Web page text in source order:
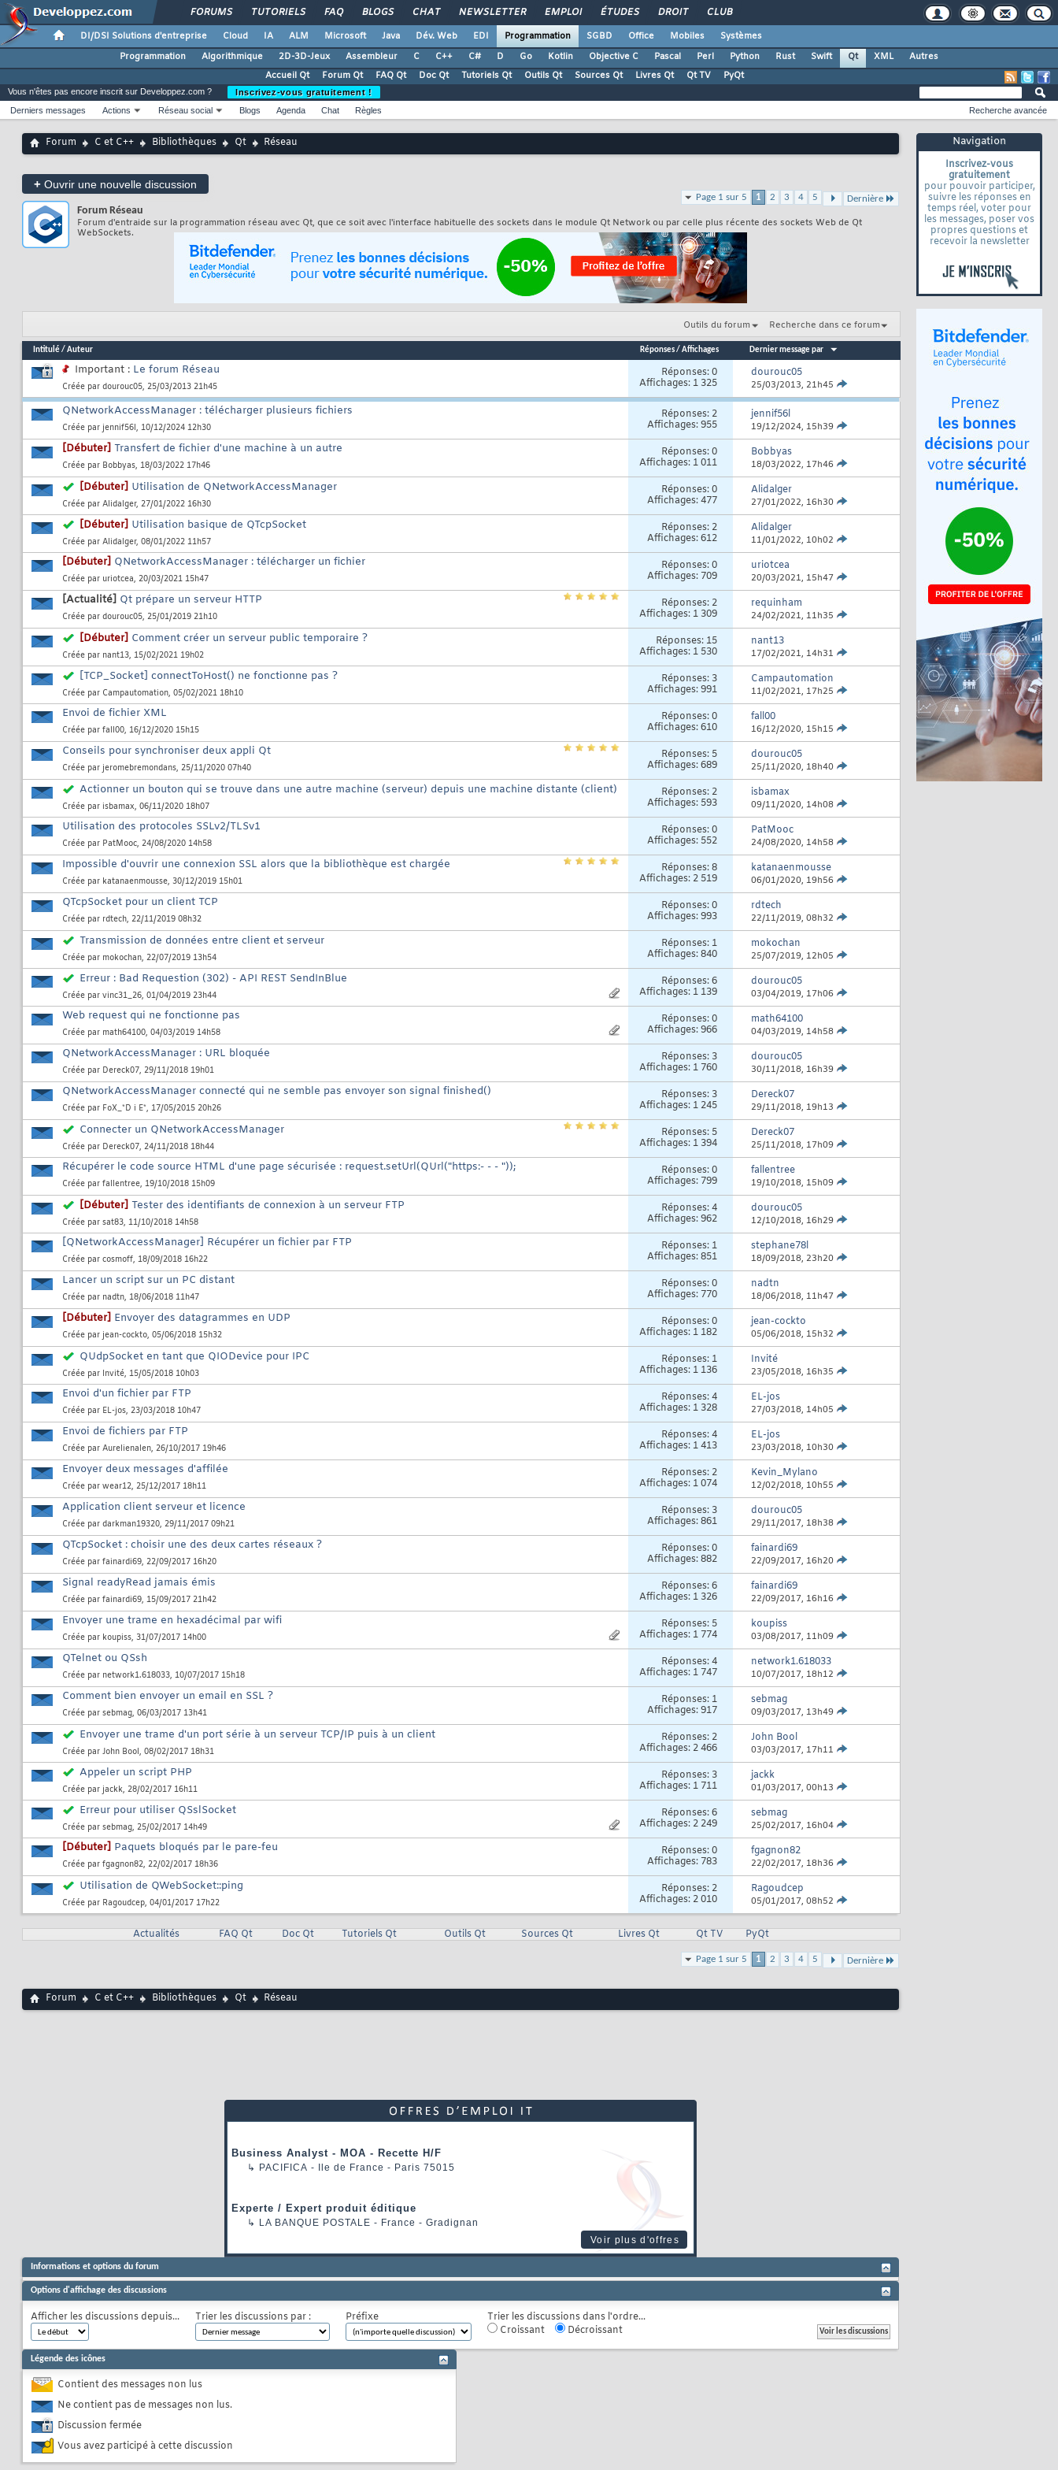
FORUMS TUTORIELS FAQ BLOGS CHAT NEWSLETTER EMPLOI ÉTUDES DROIT CLUB
DI/DSI Solutions d'entreprise Cloud IA ALM Microsoft Java Dév. Web EDI Programmation SGBD Office Mobiles
Systèmes
Programmation
Algorithmique 2D-3D-Jeux Assembleur C C++ C# D Go Kotlin Objective C Pascal Perl Python Rust Swift Qt XML
Autres
Accueil Qt
Forum Qt FAQ Qt Doc Qt Tutoriels Qt Outils Qt Sources Qt Livres Qt Qt TV PyQt
Vous n'êtes pas encore inscrit sur Developpez.com ?
Inscrivez-vous gratuitement !
Derniers messages
Actions Réseau social Blogs Agenda Chat Règles Recherche avancée
Forum C et C++ Bibliothèques Qt Réseau Navigation
Inscrivez-vous
gratuitement
pour pouvoir participer,
suivre les réponses en
temps réel, voter pour
les messages, poser vos
propres questions et
recevoir la newsletter
+ Ouvrir une nouvelle discussion
Page 1 sur 5 1 2 3 4 5 Dernière
Forum Réseau
Forum d'entraide sur la programmation réseau avec Qt, que ce soit avec l'interface habituelle des sockets dans le module Qt Network ou par celle plus récente des sockets Web de Qt
WebSockets.
Outils du forum Recherche dans ce forum
Intitulé/ Auteur Réponses/ Affichages Dernier message par
Important : Le forum Réseau
Créée par dourouc05, 25/03/2013 21h45
Réponses:0
Affichages: 1 325
dourouc05
25/03/2013, 21h45
QNetworkAccessManager : télécharger plusieurs fichiers
Créée par jennif56l, 10/12/2024 12h30
Réponses: 2
Affichages: 955
jennif56l
19/12/2024, 15h39
[Débuter] Transfert de fichier d'une machine à un autre
Créée par Bobbyas, 18/03/2022 17h46
Réponses:0
Affichages: 1 011
Bobbyas
18/03/2022, 17h46
[Débuter] Utilisation de QNetworkAccessManager
Créée par Alidalger, 27/01/2022 16h30
Réponses:0
Affichages: 477
Alidalger
27/01/2022, 16h30
[Débuter] Utilisation basique de QTcpSocket
Créée par Alidalger, 08/01/2022 11h57
Réponses: 2
Affichages: 612
Alidalger
11/01/2022, 10h02
[Débuter] QNetworkAccessManager : télécharger un fichier
Créée par uriotcea, 20/03/2021 15h47
Réponses:0
Affichages: 709
uriotcea
20/03/2021, 15h47
[Actualité] Qt prépare un serveur HTTP
Créée par dourouc05, 25/01/2019 21h10
Réponses: 2
Affichages: 1 309
requinham
24/02/2021, 11h35
[Débuter] Comment créer un serveur public temporaire ?
Créée par nant13, 15/02/2021 19h02
Réponses: 15
Affichages: 1 530
nant13
17/02/2021, 14h31
[TCP_Socket] connectToHost() ne fonctionne pas ?
Créée par Campautomation, 05/02/2021 18h10
Réponses: 3
Affichages: 991
Campautomation
11/02/2021, 17h25
Envoi de fichier XML
Créée par fall00, 16/12/2020 15h15
Réponses:0
Affichages: 610
fall00
16/12/2020, 15h15
Conseils pour synchroniser deux appli Qt
Créée par jeromebremondans, 25/11/2020 07h40
Réponses: 5
Affichages: 689
dourouc05
25/11/2020, 18h40
Actionner un bouton qui se trouve dans une autre machine (serveur) depuis une machine distante (client)
Créée par isbamax, 06/11/2020 18h07
Réponses: 2
Affichages: 593
isbamax
09/11/2020, 14h08
Utilisation des protocoles SSLv2/TLSv1
Créée par PatMooc, 24/08/2020 14h58
Réponses:0
Affichages: 552
PatMooc
24/08/2020, 14h58
Impossible d'ouvrir une connexion SSL alors que la bibliothèque est chargée
Créée par katanaenmousse, 30/12/2019 15h01
Réponses:8
Affichages: 2 519
katanaenmousse
06/01/2020, 19h56
QTcpSocket pour un client TCP
Créée par rdtech, 22/11/2019 08h32
Réponses:0
Affichages: 993
rdtech
22/11/2019, 08h32
Transmission de données entre client et serveur
Créée par mokochan, 22/07/2019 13h54
Réponses: 1
Affichages: 840
mokochan
25/07/2019, 12h05
Erreur : Bad Requestion (302) - API REST SendInBlue
Créée par vinc31_26, 01/04/2019 23h44
Réponses:6
Affichages: 1 139
dourouc05
03/04/2019, 17h06
Web request qui ne fonctionne pas
Créée par math64100, 04/03/2019 14h58
Réponses:0
Affichages: 966
math64100
04/03/2019, 14h58
QNetworkAccessManager : URL bloquée
Créée par Dereck07, 29/11/2018 19h01
Réponses: 3
Affichages: 1 760
dourouc05
30/11/2018, 16h39
QNetworkAccessManager connecté qui ne semble pas envoyer son signal finished()
Créée par FoX_*D i E*, 17/05/2015 20h26
Réponses: 3
Affichages: 1 245
Dereck07
29/11/2018, 19h13
Connecter un QNetworkAccessManager
Créée par Dereck07, 24/11/2018 18h44
Réponses: 5
Affichages: 1 394
Dereck07
25/11/2018, 17h09
Récupérer le code source HTML d'une page sécurisée : request.setUrl(QUrl("https:- - - "));
Créée par fallentree, 19/10/2018 15h09
Réponses:0
Affichages: 799
fallentree
19/10/2018, 15h09
[Débuter] Tester des identifiants de connexion à un serveur FTP
Créée par sat83, 11/10/2018 14h58
Réponses:4
Affichages: 962
dourouc05
12/10/2018, 16h29
[QNetworkAccessManager] Récupérer un fichier par FTP
Créée par cosmoff, 18/09/2018 16h22
Réponses: 1
Affichages: 851
stephane78l
18/09/2018, 23h20
Lancer un script sur un PC distant
Créée par nadtn, 18/06/2018 11h47
Réponses:0
Affichages: 770
nadtn
18/06/2018, 11h47
[Débuter] Envoyer des datagrammes en UDP
Créée par jean-cockto, 05/06/2018 15h32
Réponses:0
Affichages: 1 182
jean-cockto
05/06/2018, 15h32
QUdpSocket en tant que QIODevice pour IPC
Créée par Invité, 15/05/2018 10h03
Réponses: 1
Affichages: 1 136
Invité
23/05/2018, 16h35
Envoi d'un fichier par FTP
Créée par EL-jos, 23/03/2018 10h47
Réponses:4
Affichages: 1 328
EL-jos
27/03/2018, 14h05
Envoi de fichiers par FTP
Créée par Aurelienalen, 26/10/2017 19h46
Réponses:4
Affichages: 1 413
EL-jos
23/03/2018, 10h30
Envoyer deux messages d'affilée
Créée par wear12, 25/12/2017 18h11
Réponses: 2
Affichages: 1 074
Kevin_Mylano
12/02/2018, 10h55
Application client serveur et licence
Créée par darkman19320, 29/11/2017 09h21
Réponses: 3
Affichages: 861
dourouc05
29/11/2017, 18h38
QTcpSocket : choisir une des deux cartes réseaux ?
Créée par fainardi69, 22/09/2017 16h20
Réponses:0
Affichages: 882
fainardi69
22/09/2017, 16h20
Signal readyRead jamais émis
Créée par fainardi69, 15/09/2017 21h42
Réponses:6
Affichages: 1 326
fainardi69
22/09/2017, 16h16
Envoyer une trame en hexadécimal par wifi
Créée par koupiss, 31/07/2017 14h00
Réponses: 5
Affichages: 1 774
koupiss
03/08/2017, 11h09
QTelnet ou QSsh
Créée par network1.618033, 10/07/2017 15h18
Réponses:4
Affichages: 1 747
network1.618033
10/07/2017, 18h12
Comment bien envoyer un email en SSL ?
Créée par sebmag, 06/03/2017 13h41
Réponses: 1
Affichages: 917
sebmag
09/03/2017, 13h49
Envoyer une trame d'un port série à un serveur TCP/IP puis à un client
Créée par John Bool, 08/02/2017 18h31
Réponses: 2
Affichages: 2 466
John Bool
03/03/2017, 17h11
Appeler un script PHP
Créée par jackk, 28/02/2017 16h11
Réponses: 3
Affichages: 1 711
jackk
01/03/2017, 00h13
Erreur pour utiliser QSslSocket
Créée par sebmag, 25/02/2017 14h49
Réponses:6
Affichages: 2 249
sebmag
25/02/2017, 16h04
[Débuter] Paquets bloqués par le pare-feu
Créée par fgagnon82, 22/02/2017 18h36
Réponses:0
Affichages: 783
fgagnon82
22/02/2017, 18h36
Utilisation de QWebSocket::ping
Créée par Ragoudcep, 04/01/2017 17h22
Réponses: 2
Affichages: 2 010
Ragoudcep
05/01/2017, 08h52
Actualités FAQ Qt Doc Qt Tutoriels Qt Outils Qt Sources Qt Livres Qt Qt TV PyQt
Page 1 sur 5 1 2 3 4 5 Dernière
Forum C et C++ Bibliothèques Qt Réseau
Business Analyst - MOA - Recette H/F
↳ PACIFICA - Ile de France - Paris 75015
Experte / Expert produit éditique
↳ LA BANQUE POSTALE - France - Gradignan
Voir plus d'offres
Informations et options du forum
Options d'affichage des discussions
Afficher les discussions depuis... Trier les discussions par : Préfixe
Trier les discussions dans l'ordre...
Croissant
Décroissant
Légende des icônes
Contient des messages non lus
Ne contient pas de messages non lus.
Discussion fermée
Vous avez participé à cette discussion